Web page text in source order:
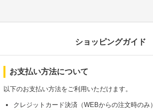
ショッピングガイド
お支払い方法について
以下のお支払い方法をご利用いただけます。
クレジットカード決済（WEBからの注文時のみ）